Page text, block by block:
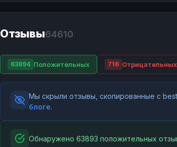
Отзывы64610
63894 Положительных 716 Отрицательных
Мы скрыли отзывы, скопированные с
блоге.
Обнаружено 63893 положительных